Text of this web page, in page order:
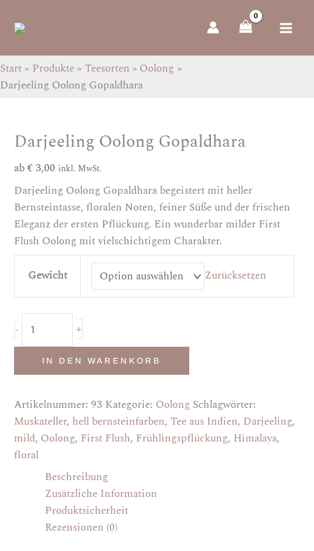
Inhalt
Start
Produkte Teesorten
Oolong
Darjeeling Oolong Gopaldhara
Darjeeling Oolong Gopaldhara
ab€ 3,00 inkl. MwSt.
Darjeeling Oolong Gopaldhara begeistert mit heller
Bernsteintasse, floralen Noten, feiner Süße und der frischen
Eleganz der ersten Pflückung. Ein wunderbar milder First
Flush Oolong mit vielschichtigem Charakter.
Gewicht Zurücksetzen
-
Oolong
Menge
+
IN DEN WARENKORB
Artikelnummer: 93 Kategorie: Oolong Schlagwörter:
Muskateller, hell bernsteinfarben, Tee aus Indien, Darjeeling,
mild, Oolong, First Flush, Frühlingspflückung, Himalaya,
floral
Beschreibung
Zusätzliche Information
Produktsicherheit
Rezensionen (0)